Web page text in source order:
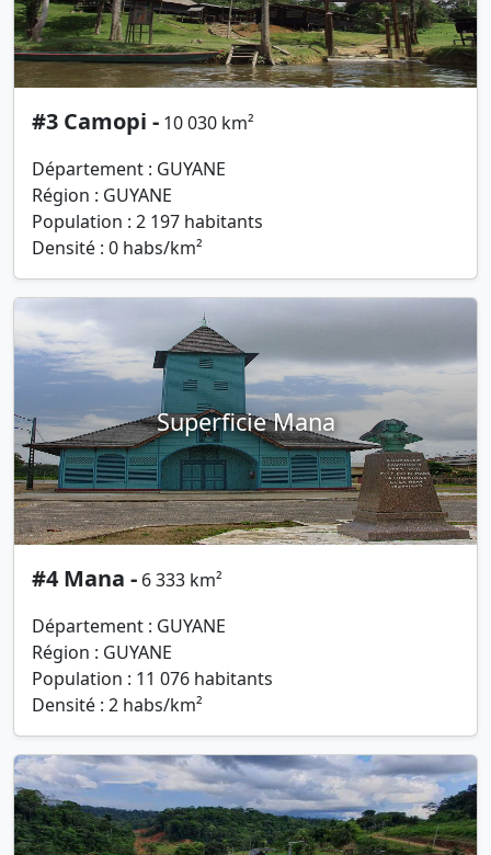
#3 Camopi - 10 030 km²
Département : GUYANE
Région : GUYANE
Population : 2 197 habitants
Densité : 0 habs/km²
Superficie Mana
#4 Mana - 6 333 km²
Département : GUYANE
Région : GUYANE
Population : 11 076 habitants
Densité : 2 habs/km²